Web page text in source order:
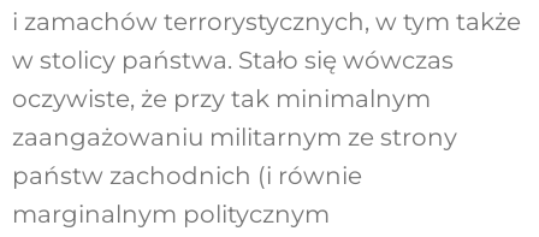
i zamachów terrorystycznych, w tym także
w stolicy państwa. Stało się wówczas
oczywiste, że przy tak minimalnym
zaangażowaniu militarnym ze strony
państw zachodnich (i równie
marginalnym politycznym